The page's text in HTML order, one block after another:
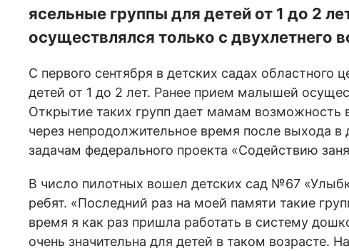
ясельные группы для детей от 1 до 2
осуществлялся только с двухлетнего
С первого сентября в детских садах областного
детей от 1 до 2 лет. Ранее прием малышей
Открытие таких групп дает мамам возможность
через непродолжительное время после выхода в
задачам федерального проекта «Содействию
В число пилотных вошел детских сад №67
ребят. «Последний раз на моей памяти такие
время я как раз пришла работать в систему
очень значительна для детей в таком возрасте.